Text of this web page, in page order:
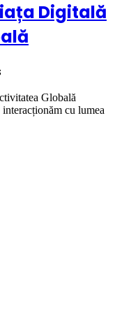
Digitală
Globală
cu lumea